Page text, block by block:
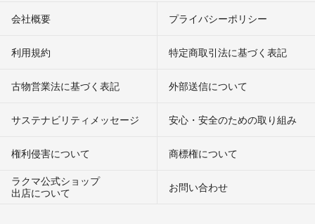
会社概要 プライバシーポリシー
利用規約 特定商取引法に基づく表記
古物営業法に基づく表記 外部送信について
サステナビリティメッセージ 安心・安全のための取り組み
権利侵害について
商標権について
ラクマ公式ショップ
出店について
お問い合わせ